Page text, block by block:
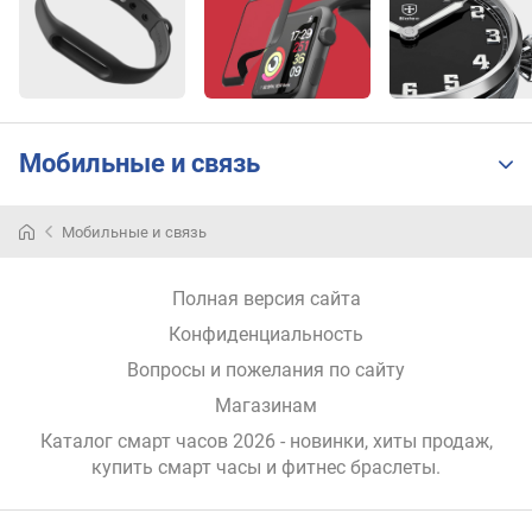
с
т
й
с
а
л
Мобильные и связь
Мобильные и связь
Полная версия сайта
Конфиденциальность
Вопросы и пожелания по сайту
Магазинам
Каталог смарт часов 2026 - новинки, хиты продаж,
купить смарт часы и фитнес браслеты.